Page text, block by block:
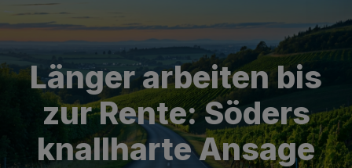
Länger arbeiten bis
zur Rente: Söders
knallharte Ansage